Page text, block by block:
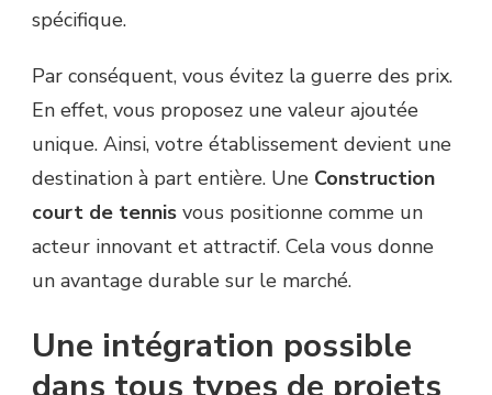
spécifique.
Par conséquent, vous évitez la guerre des prix.
En effet, vous proposez une valeur ajoutée
unique. Ainsi, votre établissement devient une
destination à part entière. Une Construction
court de tennis vous positionne comme un
acteur innovant et attractif. Cela vous donne
un avantage durable sur le marché.
Une intégration possible